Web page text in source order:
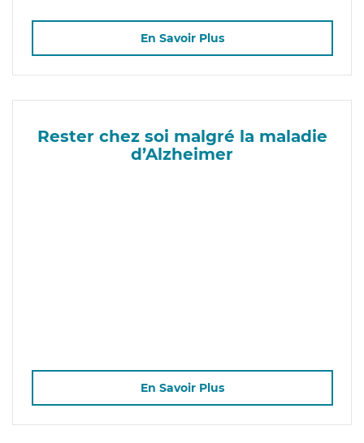
En Savoir Plus
Rester chez soi malgré la maladie
d’Alzheimer
En Savoir Plus